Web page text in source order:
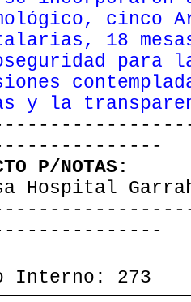
cinco
18
para
y la
P/NOTAS:
Hospital
Interno: 273